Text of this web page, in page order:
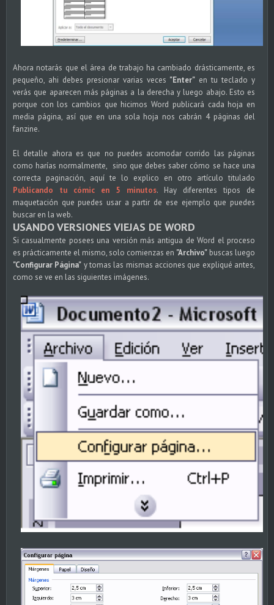
Ahora notarás que el área de trabajo ha cambiado drásticamente, es
pequeño, ahi debes presionar varias veces "Enter" en tu teclado y
verás que aparecen más páginas a la derecha y luego abajo. Esto es
porque con los cambios que hicimos Word publicará cada hoja en
media página, así que en una sola hoja nos cabrán 4 páginas del
fanzine.
El detalle ahora es que no puedes acomodar corrido las páginas
como harías normalmente, sino que debes saber cómo se hace una
correcta paginación, aquí te lo explico en otro artículo titulado
Publicando tu cómic en 5 minutos. Hay diferentes tipos de
maquetación que puedes usar a partir de ese ejemplo que puedes
buscar en la web.
USANDO VERSIONES VIEJAS DE WORD
Si casualmente posees una versión más antigua de Word el proceso
es prácticamente el mismo, solo comienzas en "Archivo" buscas luego
"Configurar Página" y tomas las mismas acciones que expliqué antes,
como se ve en las siguientes imágenes.